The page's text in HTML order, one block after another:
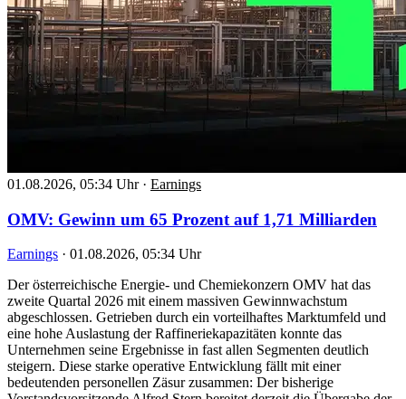
01.08.2026, 05:34 Uhr · Earnings
OMV: Gewinn um 65 Prozent auf 1,71 Milliarden
Earnings · 01.08.2026, 05:34 Uhr
Der österreichische Energie- und Chemiekonzern OMV hat das
zweite Quartal 2026 mit einem massiven Gewinnwachstum
abgeschlossen. Getrieben durch ein vorteilhaftes Marktumfeld und
eine hohe Auslastung der Raffineriekapazitäten konnte das
Unternehmen seine Ergebnisse in fast allen Segmenten deutlich
steigern. Diese starke operative Entwicklung fällt mit einer
bedeutenden personellen Zäsur zusammen: Der bisherige